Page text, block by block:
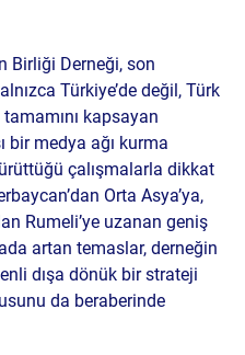
Birliği Derneği, son
Türkiye’de değil, Türk
tamamını kapsayan
bir medya ağı kurma
çalışmalarla dikkat
Orta Asya’ya,
Rumeli’ye uzanan geniş
artan temaslar, derneğin
dışa dönük bir strateji
da beraberinde